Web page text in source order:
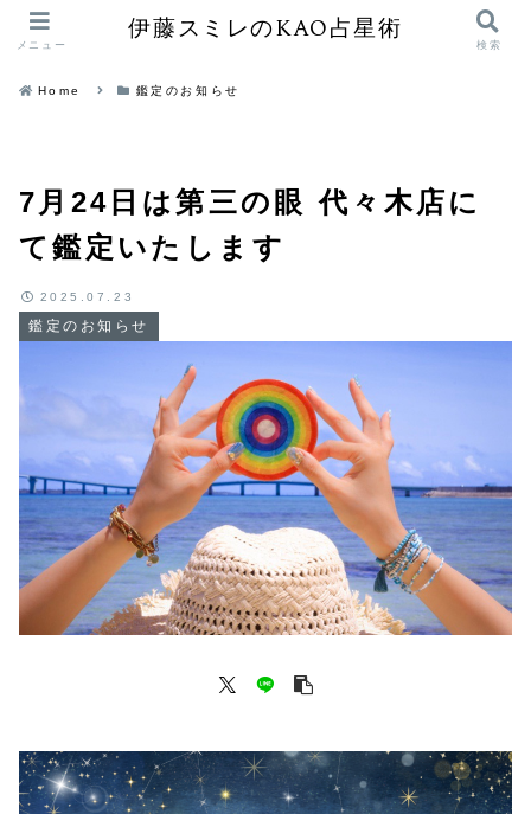
Home 鑑定のお知らせ
7月24日は第三の眼 代々木店に
て鑑定いたします
鑑定のお知らせ
2025.07.23
メニュー 伊藤スミレのKAO占星術 検索